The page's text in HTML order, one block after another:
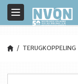
Toggle
navigation
TERUGKOPPELING